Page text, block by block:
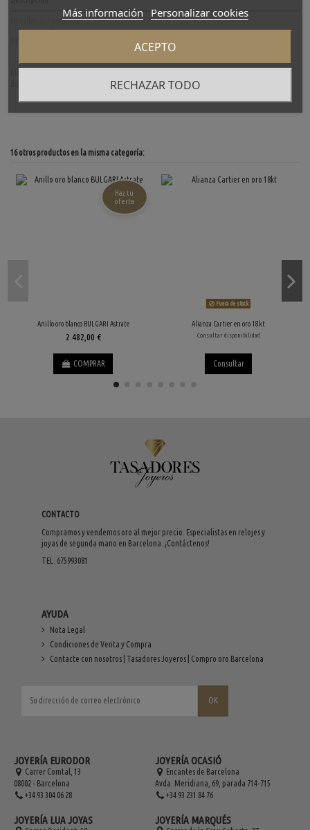
Detalles del producto
diamantes. Una pieza para impresionar. Talla: 12. Peso: 4.1gr.
16 otros productos en la misma categoría:
Anillo oro blanco BULGARI Astrate
2.482,00 €
COMPRAR
Haz tu
oferta
Fuera de stock
Alianza Cartier en oro 18kt
Consultar disponibilidad
Consultar
CONTACTO
Compramos y vendemos oro al mejor precio. Especialistas en relojes y
joyas de segunda mano en Barcelona. ¡Contáctenos!
TEL. 675993081
AYUDA
Nota Legal
Condiciones de Venta y Compra
Contacte con nosotros | Tasadores Joyeros | Compro oro Barcelona
JOYERÍA EURODOR
Carrer Comtal, 13
08002 - Barcelona
+34 93 304 06 28
JOYERÍA LUA JOYAS
JOYERÍA OCASIÓ
Encantes de Barcelona
Avda. Meridiana, 69, parada 714-715
+34 93 231 84 76
JOYERÍA MARQUÉS
Más información Personalizar cookies
RECHAZAR TODO
ACEPTO